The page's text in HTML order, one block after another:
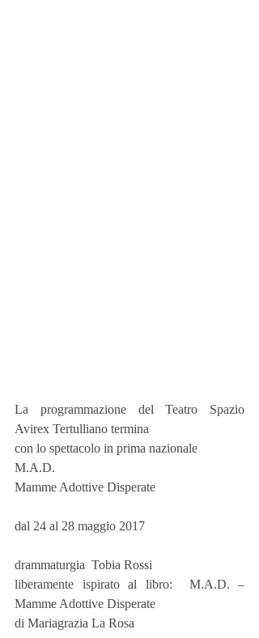
La programmazione del Teatro Spazio
Avirex Tertulliano termina
con lo spettacolo in prima nazionale
M.A.D.
Mamme Adottive Disperate
dal 24 al 28 maggio 2017
drammaturgia  Tobia Rossi
liberamente ispirato al libro:  M.A.D. –
Mamme Adottive Disperate
di Mariagrazia La Rosa